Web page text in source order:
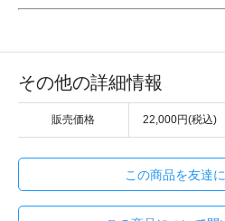
その他の詳細情報
販売価格 22,000円(税込)
この商品を友達